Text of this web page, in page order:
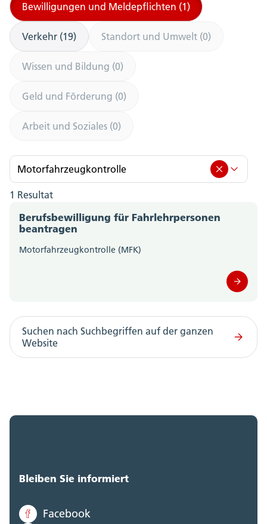
Bewilligungen und Meldepflichten (1)
Verkehr (19) Standort und Umwelt (0)
Wissen und Bildung (0)
Geld und Förderung (0)
Arbeit und Soziales (0)
Motorfahrzeugkontrolle
Motorfahrzeugkontrolle (1)
Amt für Berufsbildung, Mittel- und Hochschulen
Amt für Gesellschaft und Soziales (0)
Amt für Justizvollzug (0)
Amt für Landwirtschaft (0)
1 Resultat
Berufsbewilligung für Fahrlehrpersonen
beantragen
Motorfahrzeugkontrolle (MFK)
Suchen nach Suchbegriffen auf der ganzen
Website
Bleiben Sie informiert
Facebook